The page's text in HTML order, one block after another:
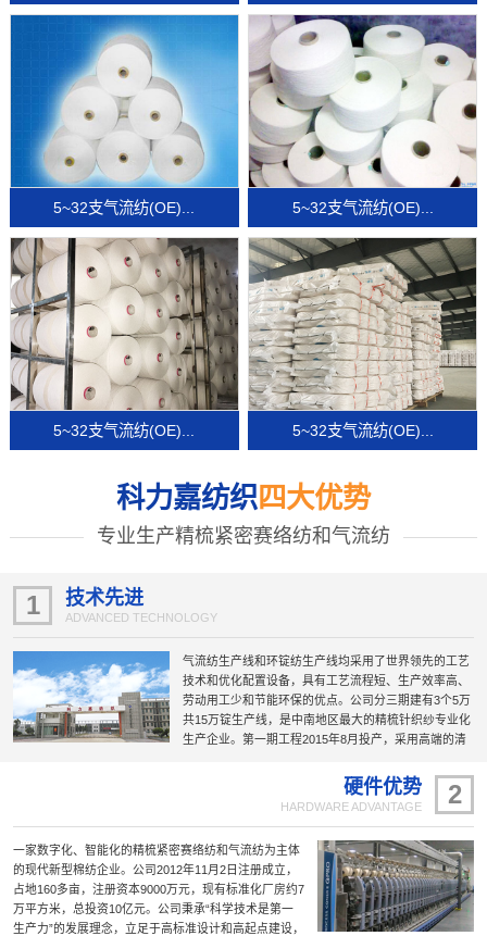
5~32支气流纺(OE)... 5~32支气流纺(OE)...
5~32支气流纺(OE)... 5~32支气流纺(OE)...
科力嘉纺织四大优势
专业生产精梳紧密赛络纺和气流纺
1 技术先进
ADVANCED TECHNOLOGY
气流纺生产线和环锭纺生产线均采用了世界领先的工艺
技术和优化配置设备，具有工艺流程短、生产效率高、
劳动用工少和节能环保的优点。公司分三期建有3个5万
共15万锭生产线，是中南地区最大的精梳针织纱专业化
生产企业。第一期工程2015年8月投产，采用高端的清
新工艺技术和设备，具有机电一体化和自动化高的特
点；第二期工程智能化纺纱生产线2020年6月投产，被
国家工信部列为“智能制造示范工厂”；第三期工程智慧
产；建成的公司研发大楼暨与东华大学合作的技术研发
中心于2023年10月正式投入使用；正在规划建设中的第
四期工程项目5万锭国际一流的“智慧纺纱”生产线正在加
紧推进。
2
硬件优势
HARDWARE ADVANTAGE
一家数字化、智能化的精梳紧密赛络纺和气流纺为主体
的现代新型棉纺企业。公司2012年11月2日注册成立，
占地160多亩，注册资本9000万元，现有标准化厂房约7
万平方米，总投资10亿元。公司秉承“科学技术是第一
生产力”的发展理念，立足于高标准设计和高起点建设，